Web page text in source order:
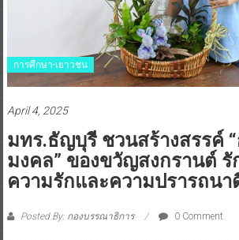
การศึกษา-เยาวชน
April 4, 2025
มทร.ธัญบุรี ชวนสร้างสรรค์
มงคล” ของขวัญสงกรานต์
ความรักและความปรารถนา
Posted By: กองบรรณาธิการ 0 Comment